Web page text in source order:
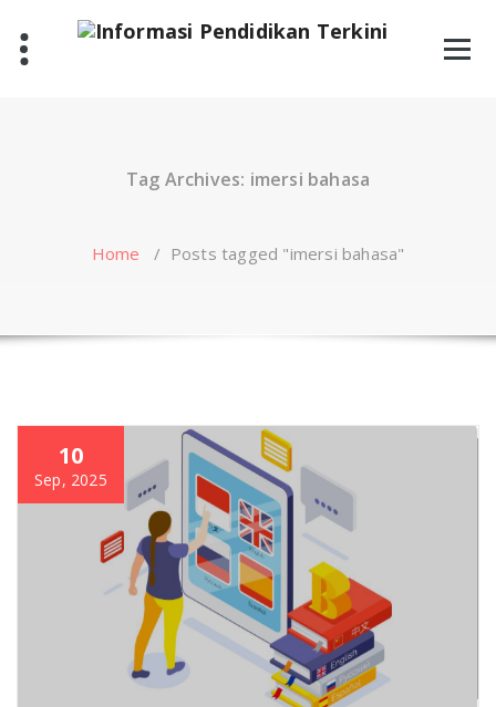
content
Tag Archives: imersi bahasa
Home / Posts tagged "imersi bahasa"
10
Sep, 2025